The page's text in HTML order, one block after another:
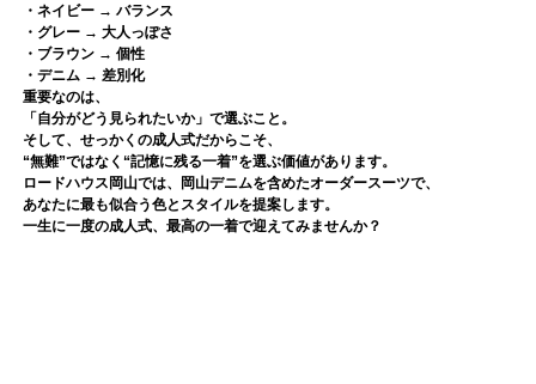
・ネイビー → バランス
・グレー → 大人っぽさ
・ブラウン → 個性
・デニム → 差別化
重要なのは、
「自分がどう見られたいか」で選ぶこと。
そして、せっかくの成人式だからこそ、
“無難”ではなく“記憶に残る一着”を選ぶ価値があります。
ロードハウス岡山では、岡山デニムを含めたオーダースーツで、
あなたに最も似合う色とスタイルを提案します。
一生に一度の成人式、最高の一着で迎えてみませんか？